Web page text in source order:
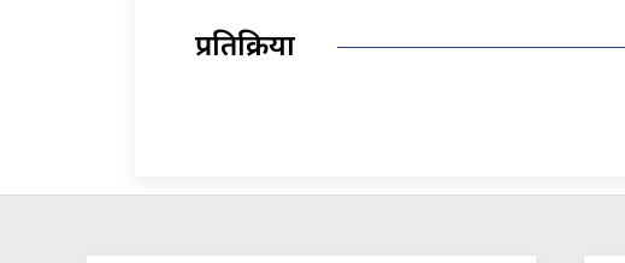
प्रतिक्रिया